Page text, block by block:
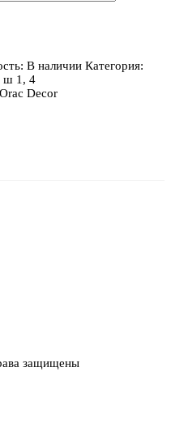
В наличии Категория:
ш 1 , 4
Orac Decor
защищены